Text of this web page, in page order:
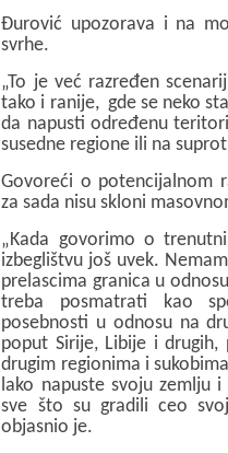
Đurović upozorava i na
svrhe.
„To je već razređen
tako i ranije, gde se neko
da napusti određenu
susedne regione ili na
Govoreći o potencijalnom
za sada nisu skloni
„Kada govorimo o
izbeglištvu još uvek.
prelascima granica u
treba posmatrati kao
posebnosti u odnosu na
poput Sirije, Libije i
drugim regionima i
lako napuste svoju zemlju
sve što su gradili ceo
objasnio je.